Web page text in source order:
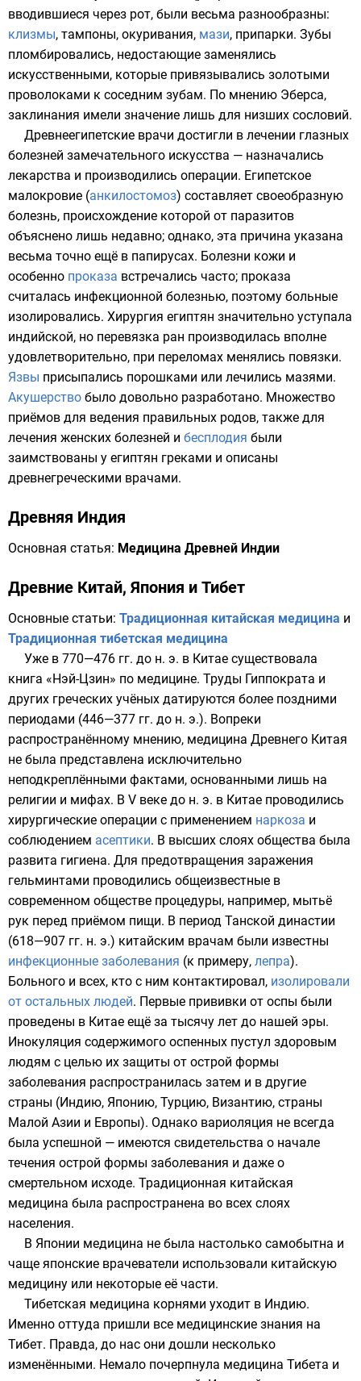
вводившиеся через рот, были весьма разнообразны:
клизмы, тампоны, окуривания, мази, припарки. Зубы
пломбировались, недостающие заменялись
искусственными, которые привязывались золотыми
проволоками к соседним зубам. По мнению Эберса,
заклинания имели значение лишь для низших сословий.
Древнеегипетские врачи достигли в лечении глазных
болезней замечательного искусства — назначались
лекарства и производились операции. Египетское
малокровие (анкилостомоз) составляет своеобразную
болезнь, происхождение которой от паразитов
объяснено лишь недавно; однако, эта причина указана
весьма точно ещё в папирусах. Болезни кожи и
особенно проказа встречались часто; проказа
считалась инфекционной болезнью, поэтому больные
изолировались. Хирургия египтян значительно уступала
индийской, но перевязка ран производилась вполне
удовлетворительно, при переломах менялись повязки.
Язвы присыпались порошками или лечились мазями.
Акушерство было довольно разработано. Множество
приёмов для ведения правильных родов, также для
лечения женских болезней и бесплодия были
заимствованы у египтян греками и описаны
древнегреческими врачами.
Древняя Индия
Основная статья: Медицина Древней Индии
Древние Китай, Япония и Тибет
Основные статьи: Традиционная китайская медицина и
Традиционная тибетская медицина
Уже в 770—476 гг. до н. э. в Китае существовала
книга «Нэй-Цзин» по медицине. Труды Гиппократа и
других греческих учёных датируются более поздними
периодами (446—377 гг. до н. э.). Вопреки
распространённому мнению, медицина Древнего Китая
не была представлена исключительно
неподкреплёнными фактами, основанными лишь на
религии и мифах. В V веке до н. э. в Китае проводились
хирургические операции с применением наркоза и
соблюдением асептики. В высших слоях общества была
развита гигиена. Для предотвращения заражения
гельминтами проводились общеизвестные в
современном обществе процедуры, например, мытьё
рук перед приёмом пищи. В период Танской династии
(618—907 гг. н. э.) китайским врачам были известны
инфекционные заболевания (к примеру, лепра).
Больного и всех, кто с ним контактировал, изолировали
от остальных людей. Первые прививки от оспы были
проведены в Китае ещё за тысячу лет до нашей эры.
Инокуляция содержимого оспенных пустул здоровым
людям с целью их защиты от острой формы
заболевания распространилась затем и в другие
страны (Индию, Японию, Турцию, Византию, страны
Малой Азии и Европы). Однако вариоляция не всегда
была успешной — имеются свидетельства о начале
течения острой формы заболевания и даже о
смертельном исходе. Традиционная китайская
медицина была распространена во всех слоях
населения.
В Японии медицина не была настолько самобытна и
чаще японские врачеватели использовали китайскую
медицину или некоторые её части.
Тибетская медицина корнями уходит в Индию.
Именно оттуда пришли все медицинские знания на
Тибет. Правда, до нас они дошли несколько
изменёнными. Немало почерпнула медицина Тибета и